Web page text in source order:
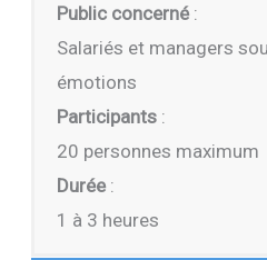
Public concerné:
Salariés et managers
émotions
Participants:
20 personnes maximum
Durée:
1 à 3 heures